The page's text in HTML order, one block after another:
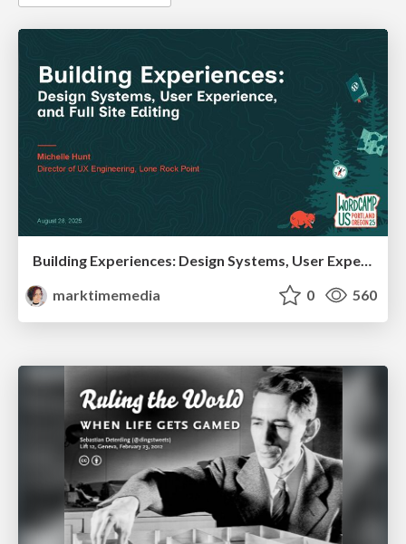
Building Experiences: Design Systems, User Experience, and Full Site Editing
marktimemedia
0 560